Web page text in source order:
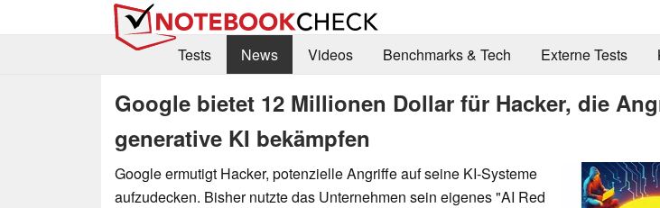
Tests
News Videos Benchmarks & Tech Externe Tests
Google bietet 12 Millionen Dollar für Hacker, die
generative KI bekämpfen
Google ermutigt Hacker, potenzielle Angriffe auf seine KI-Systeme
aufzudecken. Bisher nutzte das Unternehmen sein eigenes "AI Red